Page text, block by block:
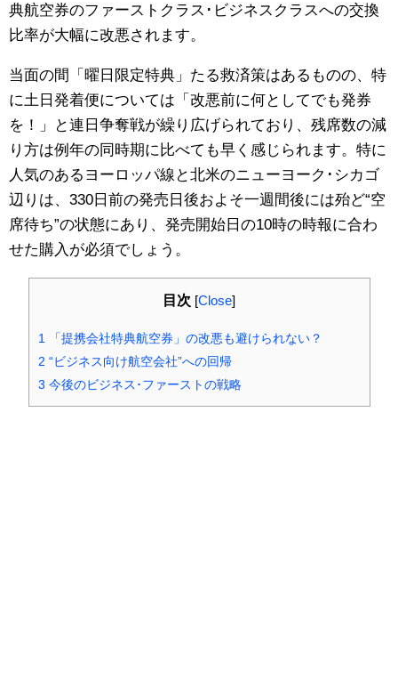
典航空券のファーストクラス･ビジネスクラスへの交換
比率が大幅に改悪されます。
当面の間「曜日限定特典」たる救済策はあるものの、特
に土日発着便については「改悪前に何としてでも発券
を！」と連日争奪戦が繰り広げられており、残席数の減
り方は例年の同時期に比べても早く感じられます。特に
人気のあるヨーロッパ線と北米のニューヨーク･シカゴ
辺りは、330日前の発売日後およそ一週間後には殆ど“空
席待ち”の状態にあり、発売開始日の10時の時報に合わ
せた購入が必須でしょう。
目次 [Close]
1「提携会社特典航空券」の改悪も避けられない？
2 “ビジネス向け航空会社”への回帰
3 今後のビジネス･ファーストの戦略